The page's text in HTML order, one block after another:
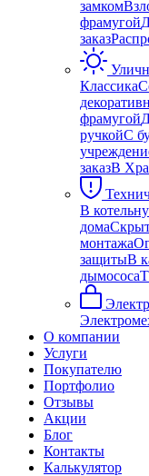
замком
фрамугой
заказ
Классика
фрамугой
ручкойС
заказВ
В
дома
монтажа
защитыВ
дымососа
О компании
Услуги
Покупателю
Портфолио
Отзывы
Акции
Блог
Контакты
Калькулятор